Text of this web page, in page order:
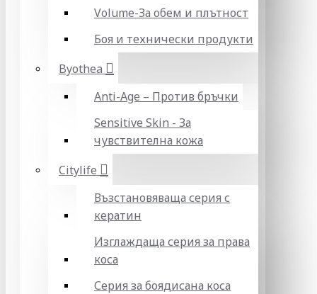
Volume-За обем и плътност
Боя и технически продукти
Byothea
Anti-Age – Против бръчки
Sensitive Skin - За
чувствителна кожа
Citylife
Възстановяваща серия с
кератин
Изглаждаща серия за права
коса
Серия за боядисана коса